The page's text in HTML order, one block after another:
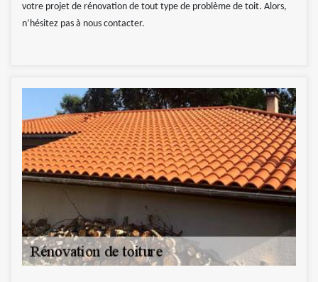
votre projet de rénovation de tout type de problème de toit. Alors,
n’hésitez pas à nous contacter.